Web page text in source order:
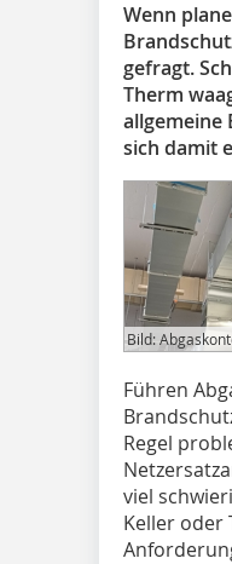
Wenn
gefragt.
Therm
allgemeine
sich damit
Bild:
Führen
Regel
viel
Keller oder